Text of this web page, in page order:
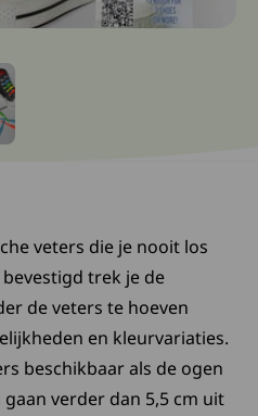
1
veters die je nooit los
trek je de
de veters te hoeven
en kleurvariaties.
beschikbaar als de ogen
verder dan 5,5 cm uit